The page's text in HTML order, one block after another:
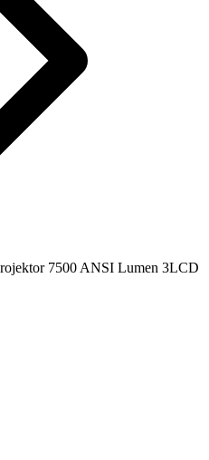
7500 ANSI Lumen 3LCD